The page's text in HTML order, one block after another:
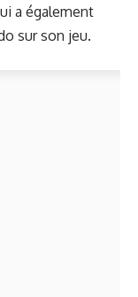
a également
sur son jeu.